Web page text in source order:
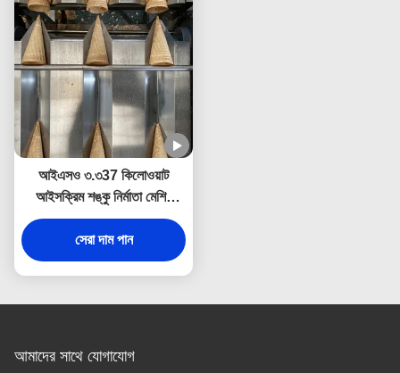
আইএসও ৩.৩37 কিলোওয়াট
আইসক্রিম শঙ্কু নির্মাতা মেশিন
পিএলসি নিয়ন্ত্রণের সাথে
সেরা দাম পান
আমাদের সাথে যোগাযোগ